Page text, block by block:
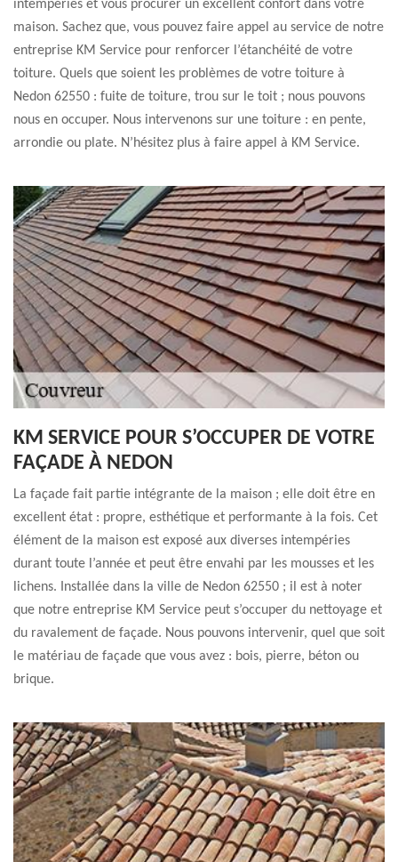
intempéries et vous procurer un excellent confort dans votre
maison. Sachez que, vous pouvez faire appel au service de notre
entreprise KM Service pour renforcer l’étanchéité de votre
toiture. Quels que soient les problèmes de votre toiture à
Nedon 62550 : fuite de toiture, trou sur le toit ; nous pouvons
nous en occuper. Nous intervenons sur une toiture : en pente,
arrondie ou plate. N’hésitez plus à faire appel à KM Service.
KM SERVICE POUR S’OCCUPER DE VOTRE
FAÇADE À NEDON
La façade fait partie intégrante de la maison ; elle doit être en
excellent état : propre, esthétique et performante à la fois. Cet
élément de la maison est exposé aux diverses intempéries
durant toute l’année et peut être envahi par les mousses et les
lichens. Installée dans la ville de Nedon 62550 ; il est à noter
que notre entreprise KM Service peut s’occuper du nettoyage et
du ravalement de façade. Nous pouvons intervenir, quel que soit
le matériau de façade que vous avez : bois, pierre, béton ou
brique.